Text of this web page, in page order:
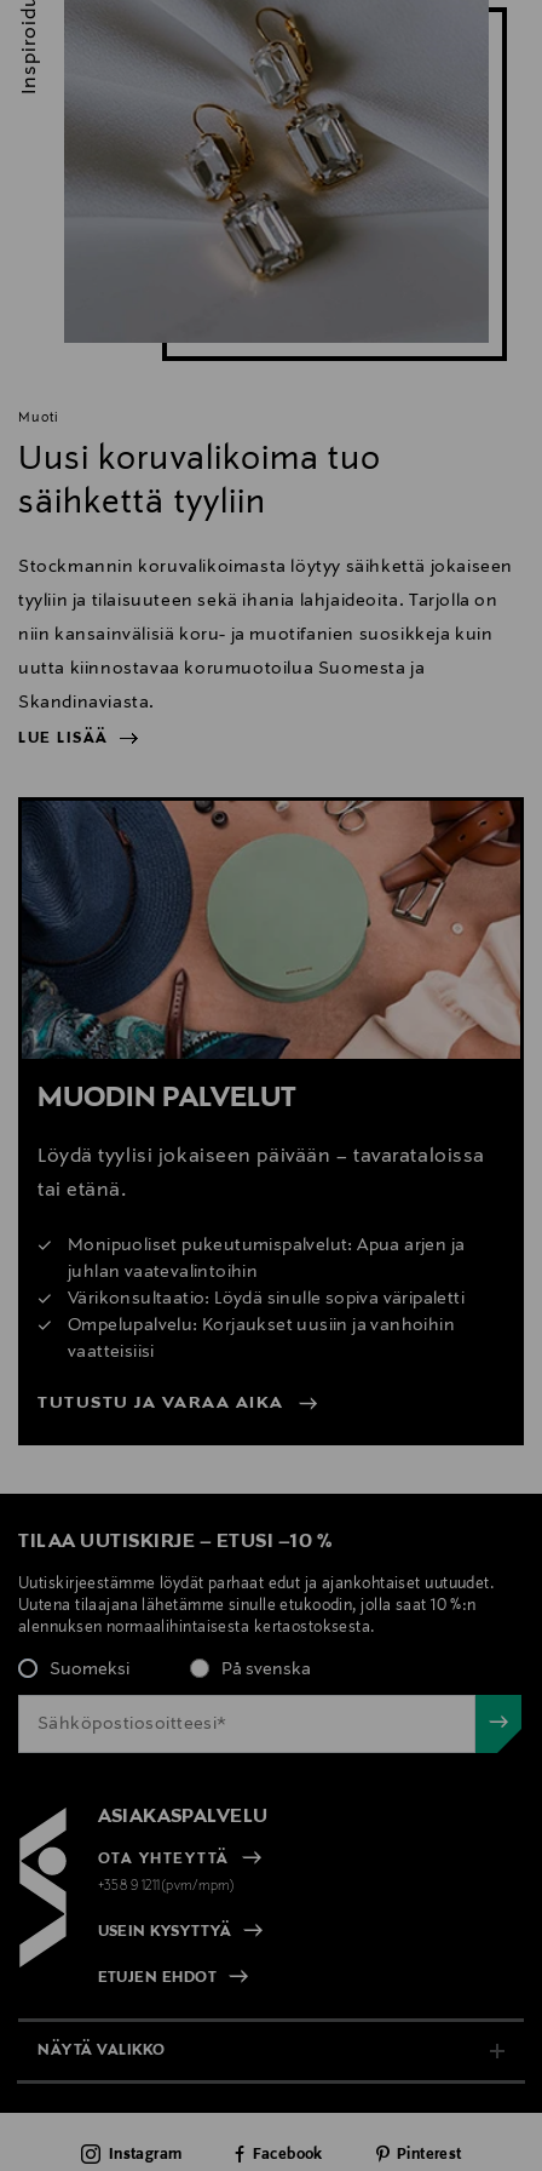
Avainsanat
korvakorut, ENAMEL Copenhagen, Amore, hopea,
kulta, sydän, punainen, emali,ystävänpäivälahja,
ystävänpäivä, sydänkoru, kullattu hopea, korvariipus
Muoti
Uusi koruvalikoima tuo
säihkettä tyyliin
Stockmannin koruvalikoimasta löytyy säihkettä jokaiseen
tyyliin ja tilaisuuteen sekä ihania lahjaideoita. Tarjolla on
niin kansainvälisiä koru- ja muotifanien suosikkeja kuin
uutta kiinnostavaa korumuotoilua Suomesta ja
Skandinaviasta.
LUE LISÄÄ
Inspiroidu
LUE LISÄÄ
MUODIN PALVELUT
Löydä tyylisi jokaiseen päivään – tavarataloissa
tai etänä.
Monipuoliset pukeutumispalvelut: Apua arjen ja
juhlan vaatevalintoihin
Värikonsultaatio: Löydä sinulle sopiva väripaletti
Ompelupalvelu: Korjaukset uusiin ja vanhoihin
vaatteisiisi
TUTUSTU JA VARAA AIKA
TILAA UUTISKIRJE – ETUSI –10 %
Uutiskirjeestämme löydät parhaat edut ja ajankohtaiset uutuudet.
Uutena tilaajana lähetämme sinulle etukoodin, jolla saat 10 %:n
alennuksen normaalihintaisesta kertaostoksesta.
Suomeksi På svenska
ASIAKASPALVELU
OTA YHTEYTTÄ
+358 9 1211(pvm/mpm)
USEIN KYSYTTYÄ
ETUJEN EHDOT
NÄYTÄ VALIKKO
AJANKOHTAISTA
Instagram Facebook Pinterest